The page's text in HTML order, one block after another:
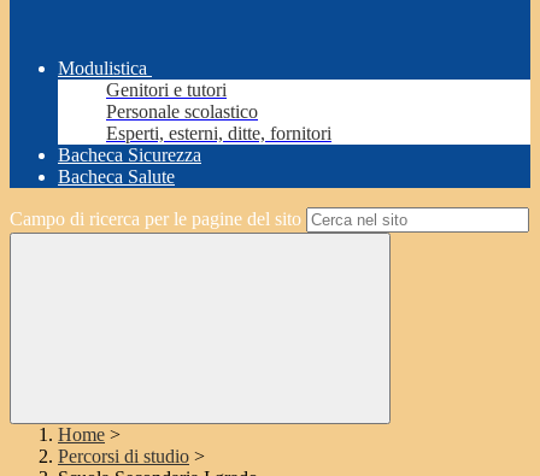
Modulistica
Genitori e tutori
Personale scolastico
Esperti, esterni, ditte, fornitori
Bacheca Sicurezza
Bacheca Salute
Campo di ricerca per le pagine del sito
Home >
Percorsi di studio >